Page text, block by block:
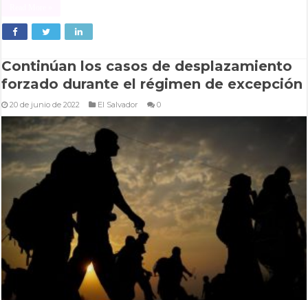
Continúan los casos de desplazamiento
forzado durante el régimen de excepción
20 de junio de 2022 El Salvador 0